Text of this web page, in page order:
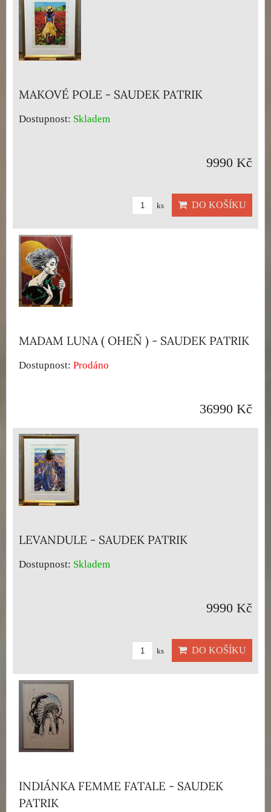
MAKOVÉ POLE - SAUDEK PATRIK
Dostupnost: Skladem
9990 Kč
ks DO KOŠÍKU
MADAM LUNA ( OHEŇ ) - SAUDEK PATRIK
Dostupnost: Prodáno
36990 Kč
LEVANDULE - SAUDEK PATRIK
Dostupnost: Skladem
9990 Kč
ks DO KOŠÍKU
INDIÁNKA FEMME FATALE - SAUDEK
PATRIK